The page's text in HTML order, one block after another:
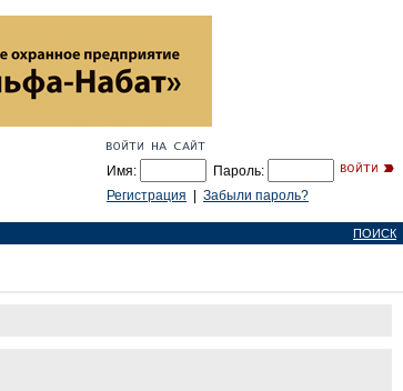
Имя:
Пароль:
Регистрация
Забыли пароль?
ПОИСК